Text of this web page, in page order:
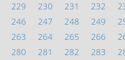
229 230 231 232
246 247 248 249
263 264 265 266
280 281 282 283